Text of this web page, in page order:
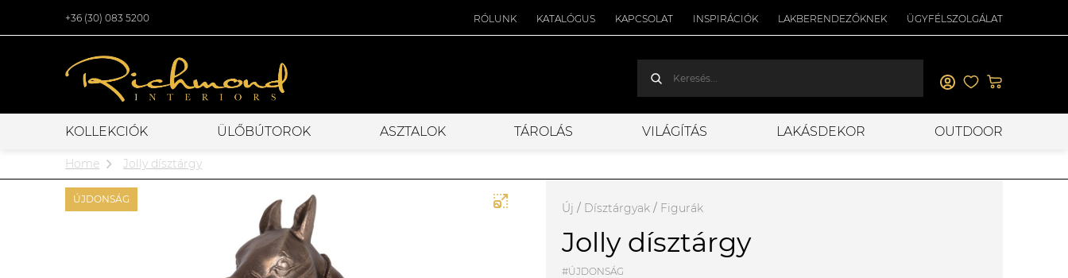
+36 (30) 083 5200 RÓLUNK KATALÓGUS KAPCSOLAT INSPIRÁCIÓK LAKBERENDEZŐKNEK ÜGYFÉLSZOLGÁLAT
KOLLEKCIÓK ÜLŐBÚTOROK ASZTALOK TÁROLÁS VILÁGÍTÁS LAKÁSDEKOR OUTDOOR
Home Jolly dísztárgy
ÚJDONSÁG
Új / Dísztárgyak / Figurák
Jolly dísztárgy
#ÚJDONSÁG